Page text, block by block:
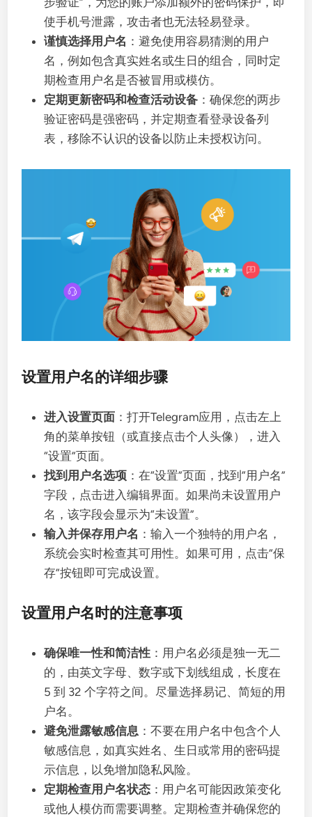
使手机号泄露，攻击者也无法轻易登录。
谨慎选择用户名 ：避免使用容易猜测的用户
名，例如包含真实姓名或生日的组合，同时定
期检查用户名是否被冒用或模仿。
定期更新密码和检查活动设备 ：确保您的两步
验证密码是强密码，并定期查看登录设备列
表，移除不认识的设备以防止未授权访问。
设置用户名的详细步骤
进入设置页面 ：打开Telegram应用，点击左上
角的菜单按钮（或直接点击个人头像），进入
“设置”页面。
找到用户名选项 ：在“设置”页面，找到“用户名”
字段，点击进入编辑界面。如果尚未设置用户
名，该字段会显示为“未设置”。
输入并保存用户名 ：输入一个独特的用户名，
系统会实时检查其可用性。如果可用，点击“保
存”按钮即可完成设置。
设置用户名时的注意事项
确保唯一性和简洁性 ：用户名必须是独一无二
的，由英文字母、数字或下划线组成，长度在
5 到 32 个字符之间。尽量选择易记、简短的用
户名。
避免泄露敏感信息 ：不要在用户名中包含个人
敏感信息，如真实姓名、生日或常用的密码提
示信息，以免增加隐私风险。
定期检查用户名状态 ：用户名可能因政策变化
或他人模仿而需要调整。定期检查并确保您的